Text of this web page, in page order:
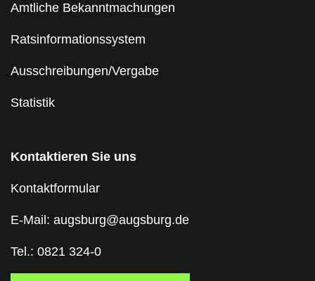
Amtliche Bekanntmachungen
Ratsinformationssystem
Ausschreibungen/Vergabe
Statistik
Kontaktieren Sie uns
Kontaktformular
E-Mail: augsburg@augsburg.de
Tel.: 0821 324-0